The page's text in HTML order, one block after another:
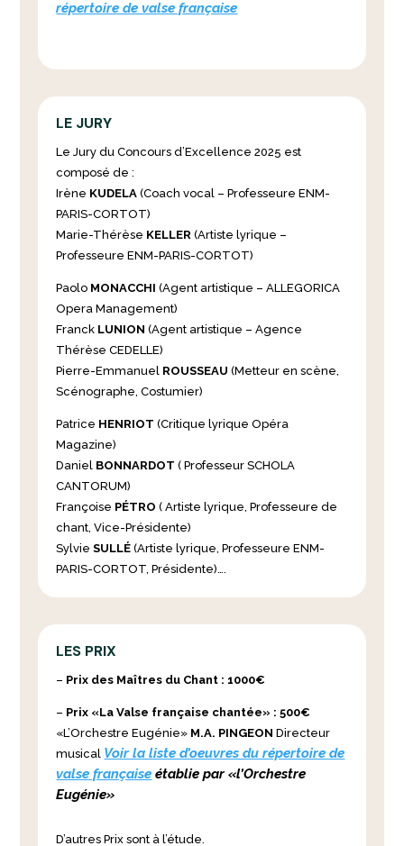
répertoire de valse française
LE JURY
Le Jury du Concours d’Excellence 2025 est
composé de :
Irène KUDELA(Coach vocal – Professeure ENM-
PARIS-CORTOT)
Marie-Thérèse KELLER (Artiste lyrique –
Professeure ENM-PARIS-CORTOT)
Paolo MONACCHI (Agent artistique – ALLEGORICA
Opera Management)
Franck LUNION (Agent artistique – Agence
Thérèse CEDELLE)
Pierre-Emmanuel ROUSSEAU(Metteur en scène,
Scénographe, Costumier)
Patrice HENRIOT(Critique lyrique Opéra
Magazine)
Daniel BONNARDOT( Professeur SCHOLA
CANTORUM)
Françoise PÉTRO( Artiste lyrique, Professeure de
chant, Vice-Présidente)
SylvieSULLÉ(Artiste lyrique, Professeure ENM-
PARIS-CORTOT, Présidente)….
LES PRIX
– Prix des Maîtres du Chant : 1000€
– Prix «La Valse française chantée» : 500€
«L’Orchestre Eugénie» M.A. PINGEON Directeur
musical Voir la liste d’oeuvres du répertoire de
valse française établie par «l’Orchestre
Eugénie»
D’autres Prix sont à l’étude.